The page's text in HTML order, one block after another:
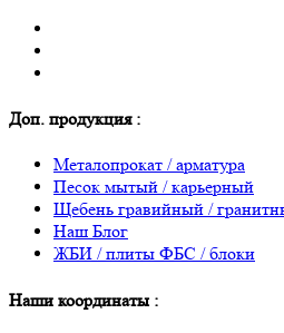
Доп. продукция :
Металопрокат / арматура
Песок мытый / карьерный
Щебень гравийный /
Наш Блог
ЖБИ / плиты ФБС / блоки
Наши координаты :